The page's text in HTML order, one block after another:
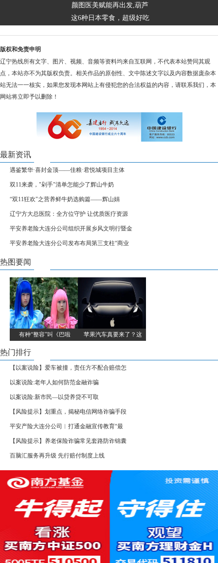
颜图医美赋能再出发,葫芦
这6种日本零食，超级好吃
版权和免责申明
辽宁热线所有文字、图片、视频、音频等资料均来自互联网，不代表本站赞同其观
点，本站亦不为其版权负责。相关作品的原创性、文中陈述文字以及内容数据庞杂本
站无法一一核实，如果您发现本网站上有侵犯您的合法权益的内容，请联系我们，本
网站将立即予以删除！
最新资讯
遇鉴繁华·喜封金顶——佳粮·君悦城项目主体
双11来袭，"剁手"清单怎能少了辉山牛奶
“双11狂欢"之营养鲜牛奶选购篇——辉山娟
辽宁方大总医院：全方位守护 让优质医疗资源
平安养老险大连分公司组织开展乡风文明行暨金
平安养老险大连分公司发布布局第三支柱“商业
热图要闻
有种“整容”叫《巴啦 苹果汽车真要来了？这
热门排行
【以案说险】爱车被撞，责任方不配合赔偿怎
以案说险:老年人如何防范金融诈骗
以案说险:新市民—以贷养贷不可取
【风险提示】划重点，揭秘电信网络诈骗手段
平安产险大连分公司︱打通金融宣传教育“最
【风险提示】养老保险诈骗常见套路防诈锦囊
百脑汇服务再升级 先行赔付制度上线